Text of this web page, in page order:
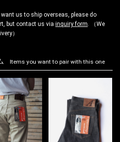
us to ship overseas, please do
but contact us via inquiry form . （We
）
Items you want to pair with this one